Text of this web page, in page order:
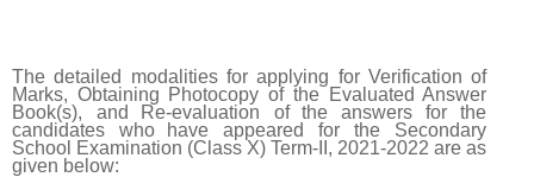
The detailed modalities for applying for Verification of
Marks, Obtaining Photocopy of the Evaluated Answer
Book(s),
and Re-evaluation of the answers for
the
candidates
who
have appeared for the Secondary
School Examination (Class X) Term-II, 2021-2022 are as
given below: